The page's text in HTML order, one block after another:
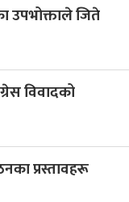
उपभोक्ताले जिते
विवादको
प्रस्तावहरू